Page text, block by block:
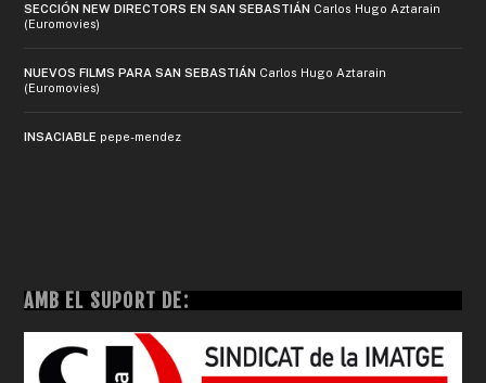
SECCIÓN NEW DIRECTORS EN SAN SEBASTIÁN Carlos Hugo Aztarain
(Euromovies)
NUEVOS FILMS PARA SAN SEBASTIÁN Carlos Hugo Aztarain
(Euromovies)
INSACIABLE pepe-mendez
AMB EL SUPORT DE: